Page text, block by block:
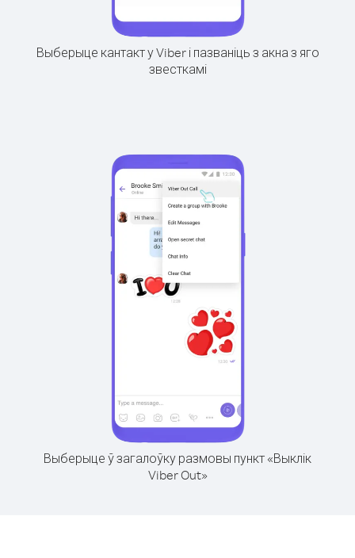
Выберыце кантакт у Viber і пазваніць з акна з яго
звесткамі
Выберыце ў загалоўку размовы пункт «Выклік
Viber Out»